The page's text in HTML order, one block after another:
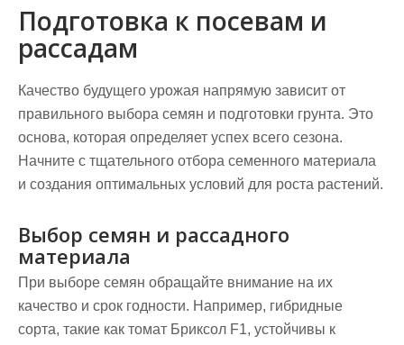
Подготовка к посевам и
рассадам
Качество будущего урожая напрямую зависит от
правильного выбора семян и подготовки грунта. Это
основа, которая определяет успех всего сезона.
Начните с тщательного отбора семенного материала
и создания оптимальных условий для роста растений.
Выбор семян и рассадного
материала
При выборе семян обращайте внимание на их
качество и срок годности. Например, гибридные
сорта, такие как томат Бриксол F1, устойчивы к